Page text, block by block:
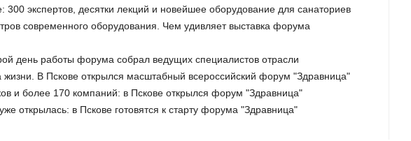
экспертов, десятки лекций и новейшее оборудование для санаториев
современного оборудования. Чем удивляет выставка форума
день работы форума собрал ведущих специалистов отрасли
жизни. В Пскове открылся масштабный всероссийский форум "Здравница"
и более 170 компаний: в Пскове открылся форум "Здравница"
открылась: в Пскове готовятся к старту форума "Здравница"